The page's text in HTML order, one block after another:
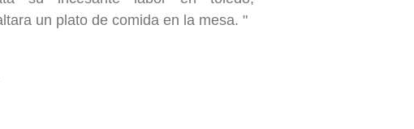
un plato de comida en la mesa. "